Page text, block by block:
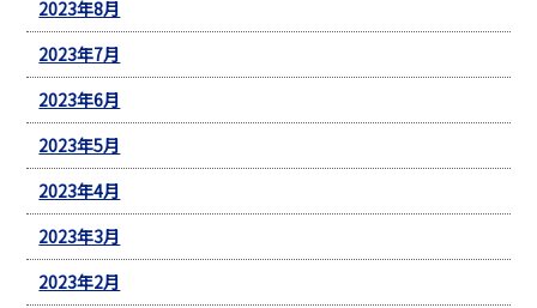
2023年8月
2023年7月
2023年6月
2023年5月
2023年4月
2023年3月
2023年2月